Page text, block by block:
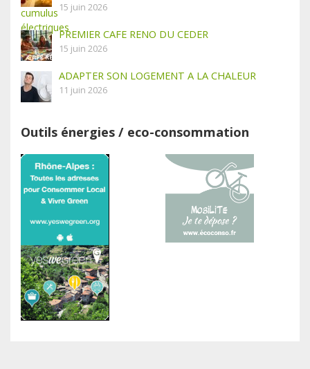
15 juin 2026
PREMIER CAFE RENO DU CEDER
15 juin 2026
ADAPTER SON LOGEMENT A LA CHALEUR
11 juin 2026
Outils énergies / eco-consommation